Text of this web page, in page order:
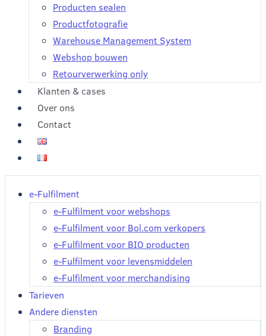
Producten sealen
Productfotografie
Warehouse Management System
Webshop bouwen
Retourverwerking only
Klanten & cases
Over ons
Contact
e-Fulfilment
e-Fulfilment voor webshops
e-Fulfilment voor Bol.com verkopers
e-Fulfilment voor BIO producten
e-Fulfilment voor levensmiddelen
e-Fulfilment voor merchandising
Tarieven
Andere diensten
Branding